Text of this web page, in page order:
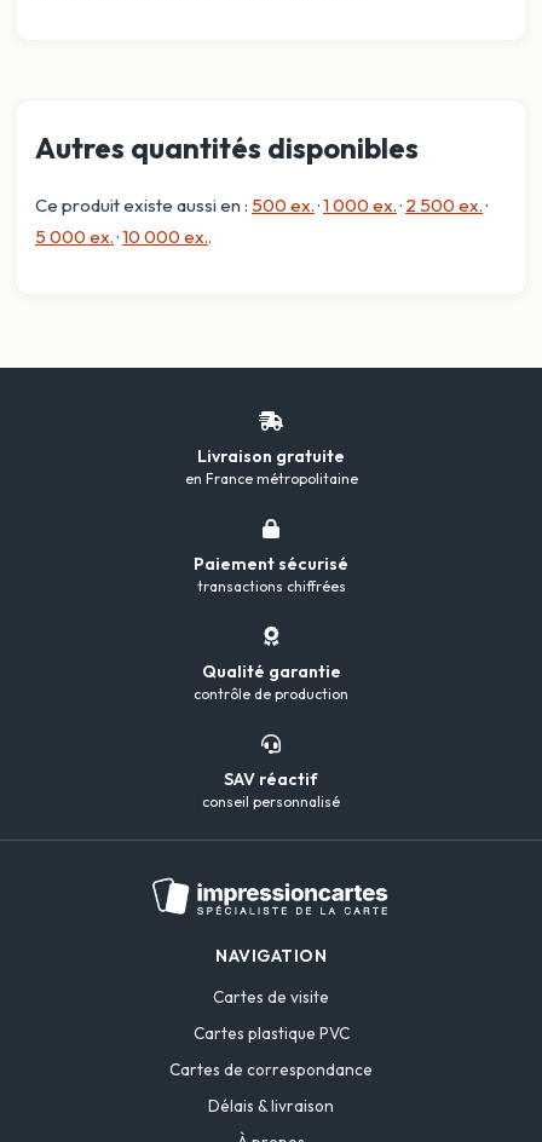
Autres quantités disponibles
Ce produit existe aussi en : 500 ex.·1 000 ex.· 2 500 ex.·
5 000 ex.·10 000 ex..
Livraison gratuite
en France métropolitaine
Paiement sécurisé
transactions chiffrées
Qualité garantie
contrôle de production
SAV réactif
conseil personnalisé
NAVIGATION
Cartes de visite
Cartes plastique PVC
Cartes de correspondance
Délais & livraison